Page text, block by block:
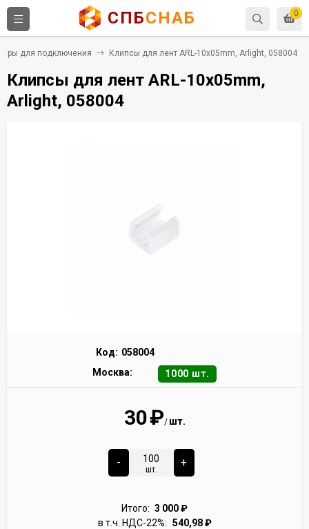
0
СПБСНАБ
для подключения Клипсы для лент ARL-10x05mm, Arlight, 058004
Клипсы для лент ARL-10x05mm,
Arlight, 058004
Код: 058004
Москва:
1000 шт.
30₽/ шт.
-
шт.
+
Итого: 3 000₽
в т.ч. НДС-22%: 540,98₽